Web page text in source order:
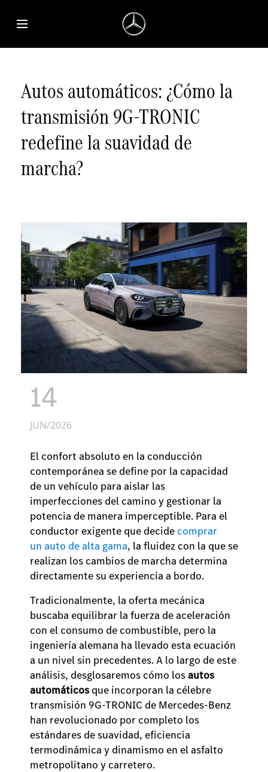
Saltar al contenido principal
Abrir menú de accesibilidad
Autos automáticos: ¿Cómo la
transmisión 9G-TRONIC
redefine la suavidad de
marcha?
14
JUN/2026
El confort absoluto en la conducción
contemporánea se define por la capacidad
de un vehículo para aislar las
imperfecciones del camino y gestionar la
potencia de manera imperceptible. Para el
conductor exigente que decide comprar
un auto de alta gama, la fluidez con la que se
realizan los cambios de marcha determina
directamente su experiencia a bordo.
Tradicionalmente, la oferta mecánica
buscaba equilibrar la fuerza de aceleración
con el consumo de combustible, pero la
ingeniería alemana ha llevado esta ecuación
a un nivel sin precedentes. A lo largo de este
análisis, desglosaremos cómo los autos
automáticosque incorporan la célebre
transmisión 9G-TRONIC de Mercedes-Benz
han revolucionado por completo los
estándares de suavidad, eficiencia
termodinámica y dinamismo en el asfalto
metropolitano y carretero.